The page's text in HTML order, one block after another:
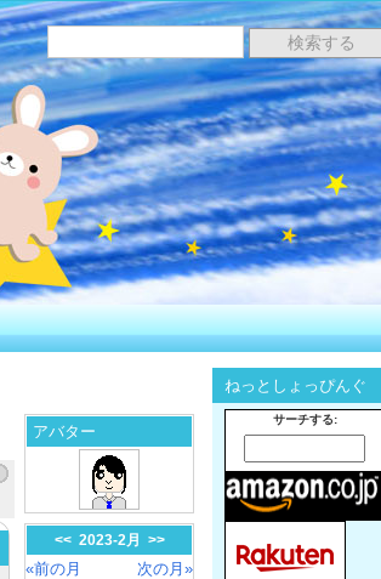
アバター
<< 2023-2月 >>
«前の月
次の月»
ねっとしょっぴんぐ
サーチする: